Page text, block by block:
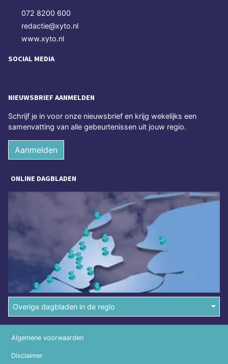
072 8200 600
redactie@xyto.nl
www.xyto.nl
SOCIAL MEDIA
NIEUWSBRIEF AANMELDEN
Schrijf je in voor onze nieuwsbrief en krijg wekelijks een
samenvatting van alle gebeurtenissen uit jouw regio.
Aanmelden
ONLINE DAGBLADEN
Overige dagbladen in de regio
Algemene voorwaarden
Disclaimer